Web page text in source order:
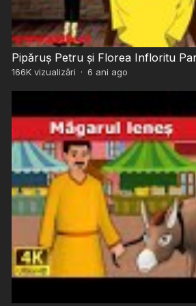
Pipăruș Petru și Florea Infloritu
166Kvizualizări · 6 ani ago